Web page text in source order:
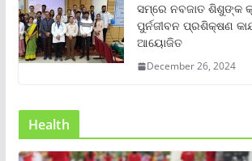
ସମ୍‌ରେ ନବଜାତ ଶିଶୁଙ୍କ
ପୁର୍ନଜୀବନ ପ୍ରଶିକ୍ଷଣ
ଆୟୋଜିତ
December 26, 2024
Health